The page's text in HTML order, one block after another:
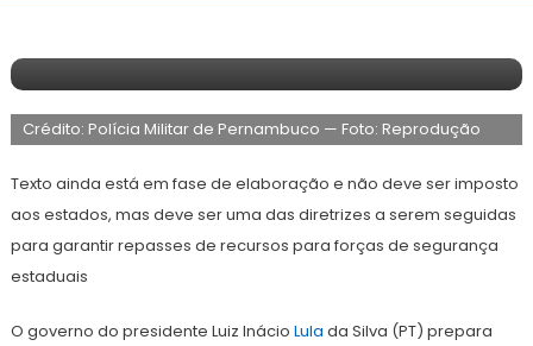
setembro
2024
Crédito: Polícia Militar de Pernambuco — Foto: Reprodução
Texto ainda está em fase de elaboração e não deve ser imposto
aos estados, mas deve ser uma das diretrizes a serem seguidas
para garantir repasses de recursos para forças de segurança
estaduais
O governo do presidente Luiz Inácio Lula da Silva (PT) prepara